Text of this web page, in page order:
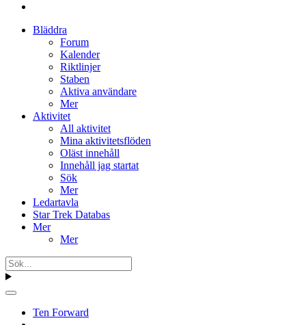
Bläddra
Forum
Kalender
Riktlinjer
Staben
Aktiva användare
Mer
Aktivitet
All aktivitet
Mina aktivitetsflöden
Oläst innehåll
Innehåll jag startat
Sök
Mer
Ledartavla
Star Trek Databas
Mer
Mer
Ten Forward